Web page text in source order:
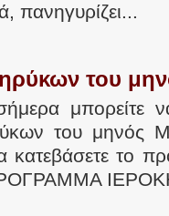
πανηγυρίζει...
του
μπορείτε
του μηνός
το